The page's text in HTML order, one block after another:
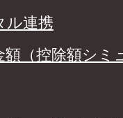
ル連携
（控除額シミ